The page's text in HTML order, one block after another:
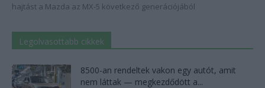
hajtást a Mazda az MX-5 következő generációjából
Legolvasottabb cikkek
8500-an rendeltek vakon egy autót, amit
nem láttak — megkezdődött a...